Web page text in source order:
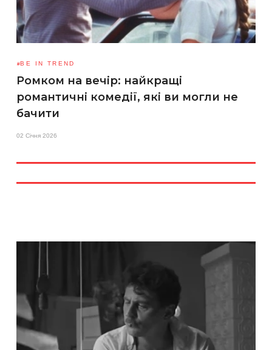
BE IN TREND
Ромком на вечір: найкращі
романтичні комедії, які ви могли не
бачити
02 Січня 2026